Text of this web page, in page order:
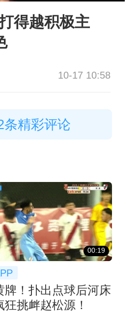
得越积极主
10-17 10:58
精彩评论
00:19
牌！扑出点球后河床
狂挑衅赵松源！